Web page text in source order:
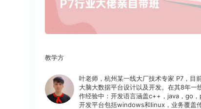
教学方
叶老师，杭州某一线大厂技术专家 P7，目
大脑大数据平台设计以及开发。在其8年一
作经验中：开发语言涵盖c++，java，go，
开发平台包括windows和linux，业务覆盖